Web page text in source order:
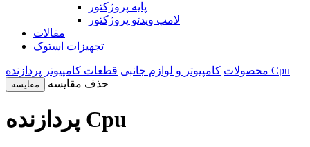
پایه پروژکتور
لامپ ویدئو پروژکتور
مقالات
تجهیزات استوک
محصولات کامپیوتر و لوازم جانبی قطعات کامپیوتر پردازنده Cpu
مقایسه حذف مقایسه
پردازنده Cpu